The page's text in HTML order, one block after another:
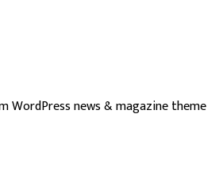
WordPress news & magazine theme